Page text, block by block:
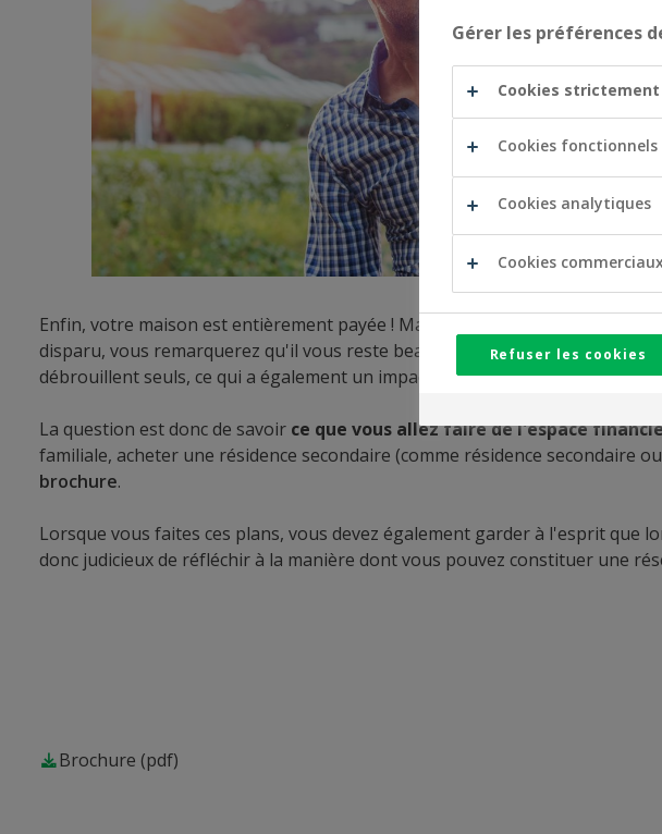
Enfin, votre maison est entièrement payée ! Mais que faites-vous de
disparu, vous remarquerez qu'il vous reste beaucoup plus d'argent
débrouillent seuls, ce qui a également un impact sur vos dépenses.
La question est donc de savoir ce que vous allez faire de l'espace
familiale, acheter une résidence secondaire (comme résidence secondaire
brochure.
Lorsque vous faites ces plans, vous devez également garder à l'esprit
donc judicieux de réfléchir à la manière dont vous pouvez constituer une
Brochure (pdf)
Gérer les préférences
Cookies
Cookies fonctionnels
Cookies analytiques
Cookies commerciaux
Refuser les cookies